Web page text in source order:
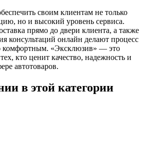
своим клиентам не только
но и высокий уровень сервиса.
прямо до двери клиента, а также
консультаций онлайн делают процесс
комфортным. «Эксклюзив» — это
кто ценит качество, надежность и
автотоваров.
в этой категории